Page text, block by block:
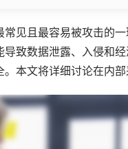
见且最容易被攻击的一
致数据泄露、入侵和
本文将详细讨论在内部